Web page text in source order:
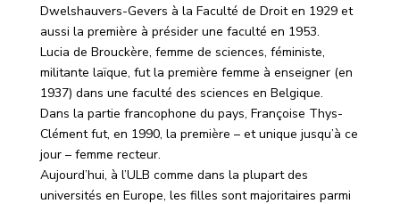
Dwelshauvers-Gevers à la Faculté de Droit en 1929 et
aussi la première à présider une faculté en 1953.
Lucia de Brouckère, femme de sciences, féministe,
militante laïque, fut la première femme à enseigner (en
1937) dans une faculté des sciences en Belgique.
Dans la partie francophone du pays, Françoise Thys-
Clément fut, en 1990, la première – et unique jusqu’à ce
jour – femme recteur.
Aujourd’hui, à l’ULB comme dans la plupart des
universités en Europe, les filles sont majoritaires parmi